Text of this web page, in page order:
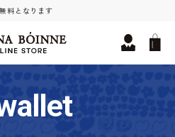
料となります